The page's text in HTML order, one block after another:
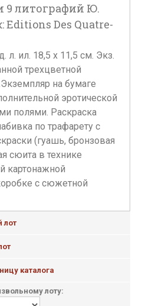
9 литографий Ю.
Des Quatre-
л. ил. 18,5 х 11,5 см. Экз.
трехцветной
на бумаге
эротической
полями. Раскраска
по трафарету с
(гуашь, бронзовая
сюита в технике
картонажной
с сюжетной
лот
каталога
лоту: